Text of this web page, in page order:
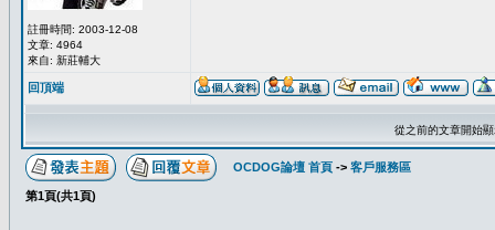
註冊時間: 2003-12-08
文章: 4964
來自: 新莊輔大
回頂端
從之前的文章開始
OCDOG論壇 首頁 -> 客戶服務區
第1頁(共1頁)